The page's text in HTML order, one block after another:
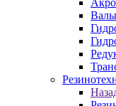
Валы